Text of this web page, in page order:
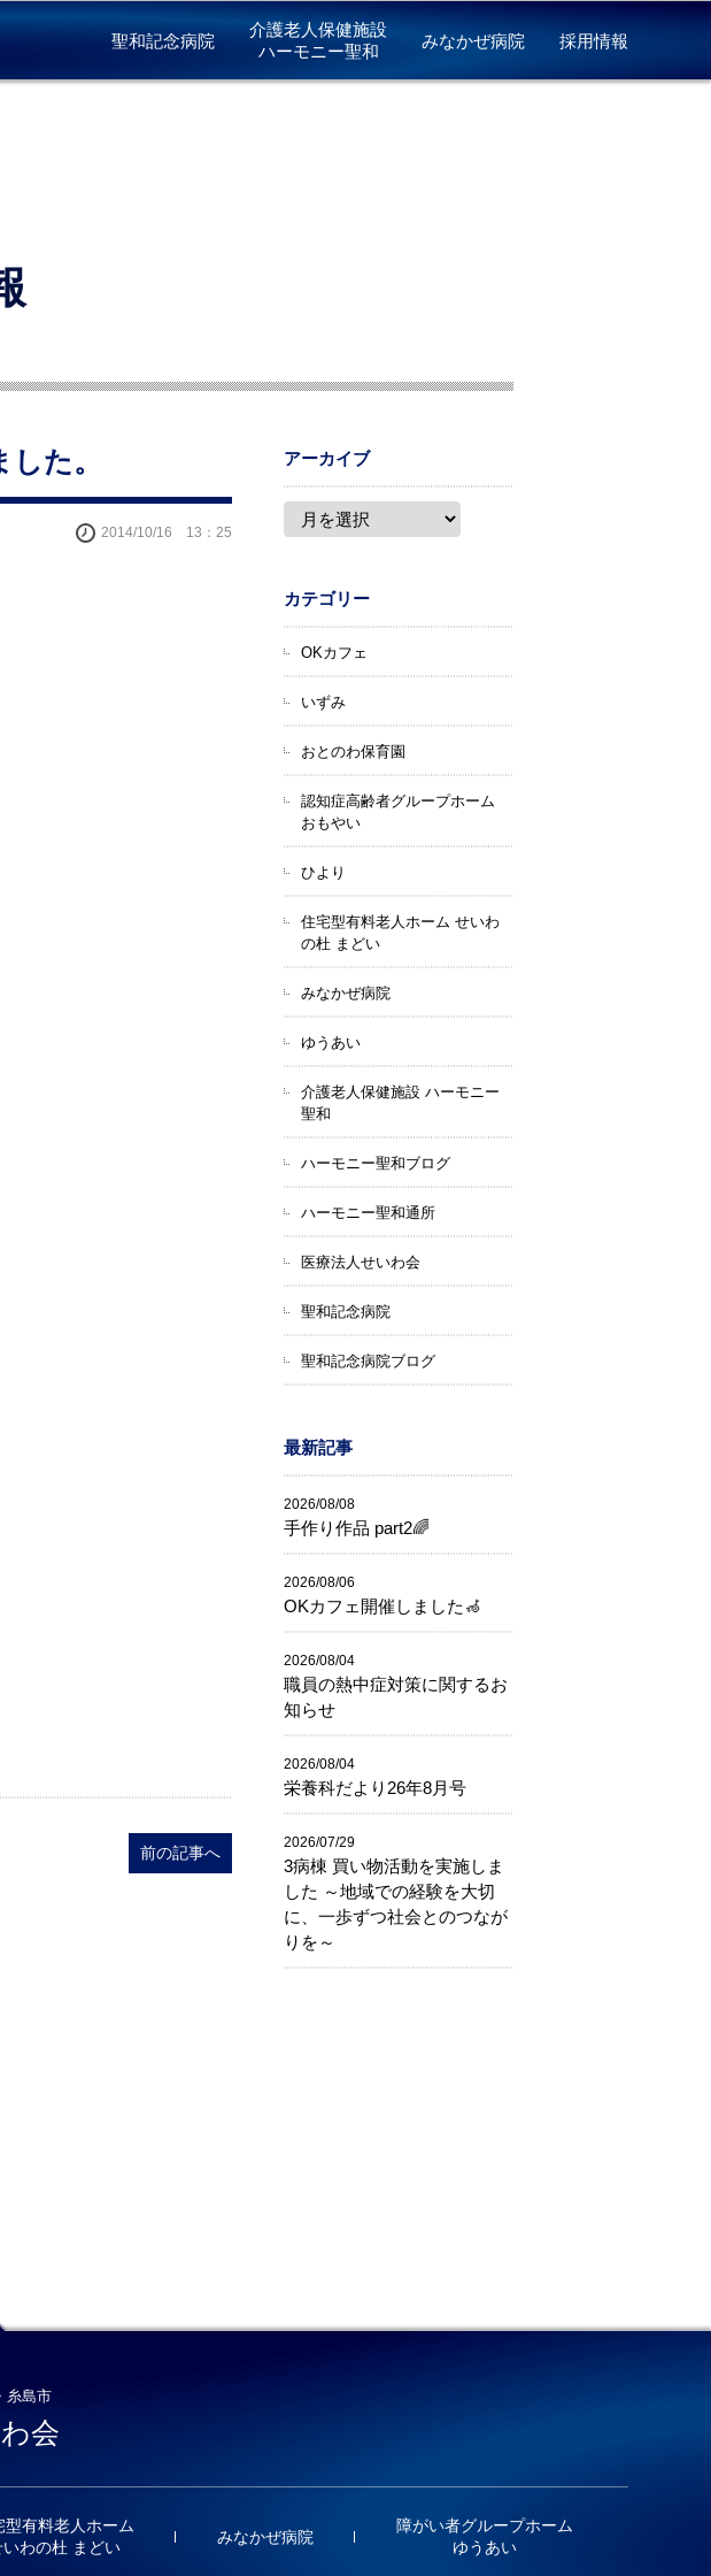
聖和記念病院
介護老人保健施設
ハーモニー聖和
みなかぜ病院 採用情報
た。
2014/10/16 13：25
前の記事へ
アーカイブ
カテゴリー
OKカフェ
いずみ
おとのわ保育園
認知症高齢者グループホーム
おもやい
ひより
住宅型有料老人ホーム せいわ
の杜 まどい
みなかぜ病院
ゆうあい
介護老人保健施設 ハーモニー
聖和
ハーモニー聖和ブログ
ハーモニー聖和通所
医療法人せいわ会
聖和記念病院
聖和記念病院ブログ
最新記事
2026/08/08
手作り作品 part2🌈
2026/08/06
OKカフェ開催しました🦽
2026/08/04
職員の熱中症対策に関するお
知らせ
2026/08/04
栄養科だより26年8月号
2026/07/29
3病棟 買い物活動を実施しま
した ～地域での経験を大切
に、一歩ずつ社会とのつなが
りを～
糸島市
会
型有料老人ホーム
いわの杜 まどい
みなかぜ病院
障がい者グループホーム
ゆうあい